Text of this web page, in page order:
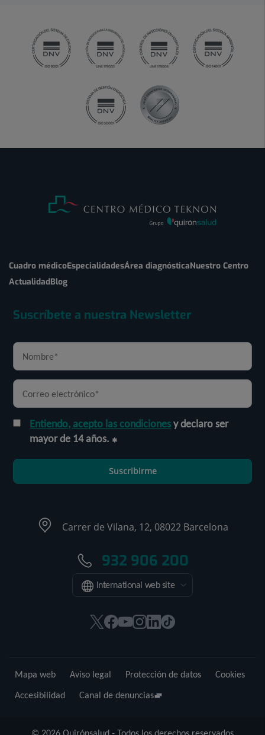
Cuadro médicoEspecialidadesÁrea diagnósticaNuestro Centro
ActualidadBlog
Suscríbete a nuestra Newsletter
Entiendo, acepto las condicionesy declaro ser
mayor de 14 años.
Suscribirme
Carrer de Vilana, 12, 08022 Barcelona
932 906 200
International web site
Este
en
una
Este
en
una
Este
en
una
Este
en
una
Este
en
una
Enlace
externa.
Mapa web Aviso legal Protección de datos
Cookies
Accesibilidad
Canal de denuncias